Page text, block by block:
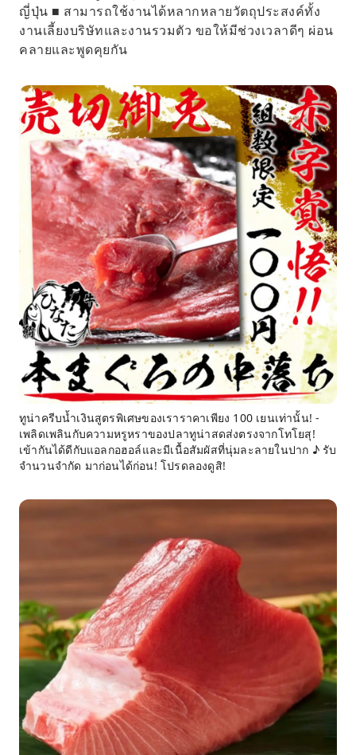
ญี่ปุ่น ■ สามารถใช้งานได้หลากหลายวัตถุประสงค์ทั้ง
งานเลี้ยงบริษัทและงานรวมตัว ขอให้มีช่วงเวลาดีๆ ผ่อน
คลายและพูดคุยกัน
ทูน่าครีบน้ำเงินสูตรพิเศษของเราราคาเพียง 100 เยนเท่านั้น! -
เพลิดเพลินกับความหรูหราของปลาทูน่าสดส่งตรงจากโทโยสุ!
เข้ากันได้ดีกับแอลกอฮอล์และมีเนื้อสัมผัสที่นุ่มละลายในปาก ♪ รับ
จำนวนจำกัด มาก่อนได้ก่อน! โปรดลองดูสิ!